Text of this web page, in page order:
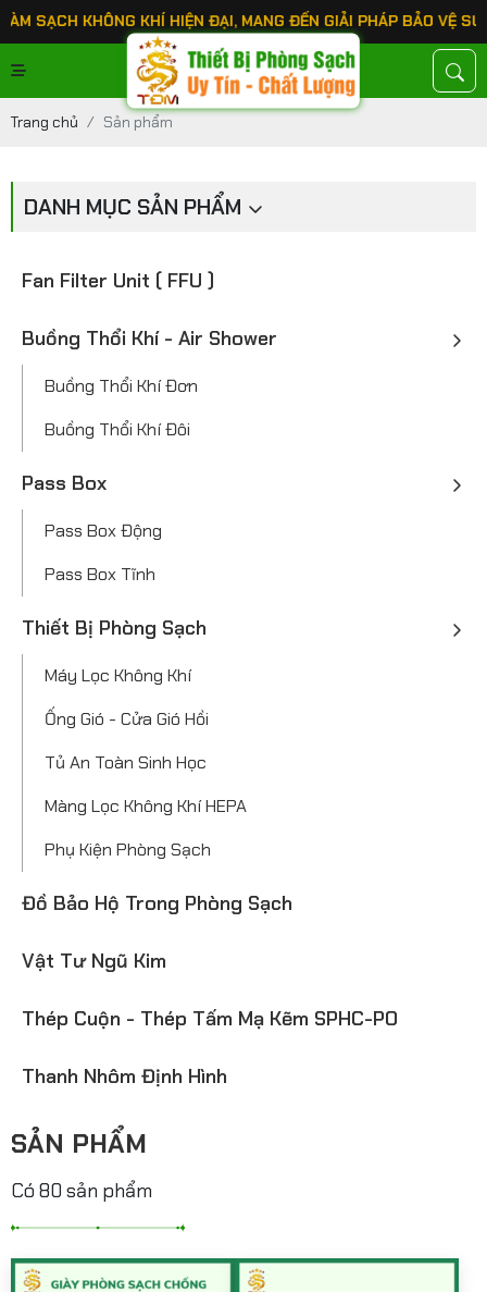
KHÔNG KHÍ HIỆN ĐẠI, MANG ĐẾN GIẢI PHÁP BẢO VỆ SỨC
Trang chủ Sản phẩm
DANH MỤC SẢN PHẨM
Fan Filter Unit ( FFU )
Buồng Thổi Khí - Air Shower
Buồng Thổi Khí Đơn
Buồng Thổi Khí Đôi
Pass Box
Pass Box Động
Pass Box Tĩnh
Thiết Bị Phòng Sạch
Máy Lọc Không Khí
Ống Gió - Cửa Gió Hồi
Tủ An Toàn Sinh Học
Màng Lọc Không Khí HEPA
Phụ Kiện Phòng Sạch
Đồ Bảo Hộ Trong Phòng Sạch
Vật Tư Ngũ Kim
Thép Cuộn - Thép Tấm Mạ Kẽm SPHC-PO
Thanh Nhôm Định Hình
SẢN PHẨM
Có 80 sản phẩm